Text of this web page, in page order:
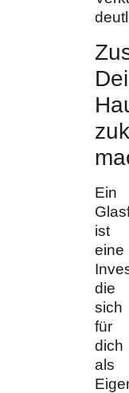
Ein
ist
eine
die
sich
für
dich
als